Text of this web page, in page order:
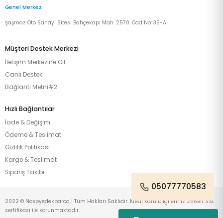
Genel Merkez
Şaşmaz Oto Sanayi Sitesi Bahçekapı Mah. 2570. Cad No: 35-A
Müşteri Destek Merkezi
İletişim Merkezine Git
Canlı Destek
Bağlantı Metni#2
Hızlı Bağlantılar
İade & Değişim
Ödeme & Teslimat
Gizlilik Politikası
Kargo & Teslimat
Sipariş Takibi
05077770583
2022 © Nospyedekparca | Tüm Hakları Saklıdır. Kredi kartı bilgileriniz 256Bit SSL
sertifikası ile korunmaktadır.